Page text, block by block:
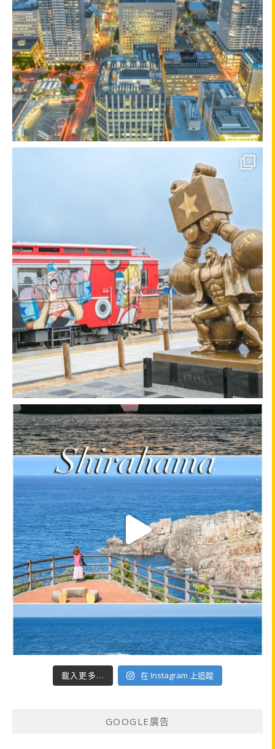
載入更多... 在 Instagram 上追蹤
GOOGLE廣告